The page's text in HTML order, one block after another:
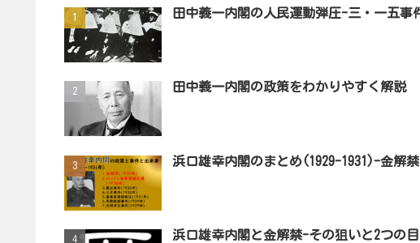
田中義一内閣の人民運動弾圧-三・一五事
田中義一内閣の政策をわかりやすく解説
浜口雄幸内閣のまとめ(1929-1931)-金解
浜口雄幸内閣と金解禁-その狙いと2つの